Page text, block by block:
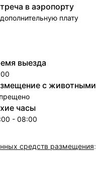
в аэропорту
плату
выезда
с животными
часы
- 08:00
средств размещения: